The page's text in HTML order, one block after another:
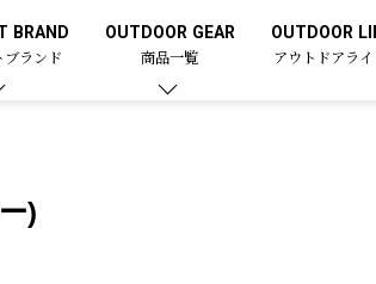
BRAND
ブランド
OUTDOOR GEAR
商品一覧
OUTDOOR
アウトドアラ
)